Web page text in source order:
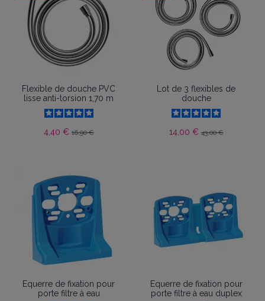
Flexible de douche PVC
lisse anti-torsion 1,70 m
4,40 € 16,90 €
Lot de 3 flexibles de
douche
14,00 €43,00 €
Equerre de fixation pour
porte filtre à eau
Equerre de fixation pour
porte filtre à eau duplex